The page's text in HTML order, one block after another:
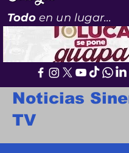
Todoen un lugar...
Noticias
TV